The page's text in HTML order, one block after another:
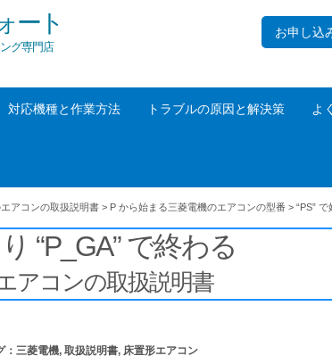
ート
グ専門店
お申し込
対応機種と作業方法 トラブルの原因と解決策 よ
アコンの取扱説明書 > P から始まる三菱電機のエアコンの型番 > “PS”
“P_GA” で終わる
アコンの取扱説明書
： 三菱電機, 取扱説明書, 床置形エアコン